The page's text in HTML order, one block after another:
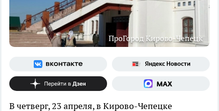
ПроГород Кирово-Чепецк
В четверг, 23 апреля, в Кирово-Чепецке